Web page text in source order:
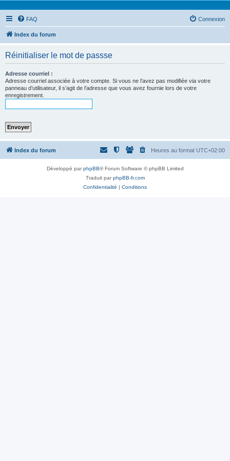
FAQ Connexion
Index du forum
Réinitialiser le mot de passse
Adresse courriel :
Adresse courriel associée à votre compte. Si vous ne l’avez pas modifiée via votre
panneau d’utilisateur, il s’agit de l’adresse que vous avez fournie lors de votre
enregistrement.
Index du forum Heures au format UTC+02:00
Développé parphpBB® Forum Software © phpBB Limited
Traduit parphpBB-fr.com
Confidentialité | Conditions